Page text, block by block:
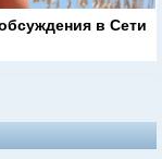
в Сети